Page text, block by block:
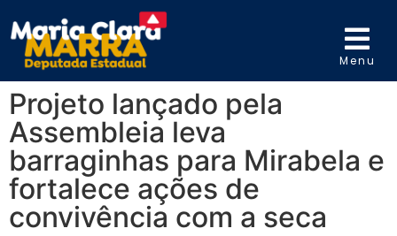
Menu
Projeto lançado pela
Assembleia leva
barraginhas para Mirabela e
fortalece ações de
convivência com a seca